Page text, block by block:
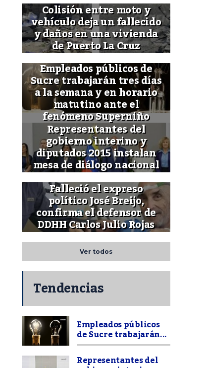
Colisión entre moto y
vehículo deja un fallecido
y daños en una vivienda
de Puerto La Cruz
Empleados públicos de
Sucre trabajarán tres días
a la semana y en horario
matutino ante el
fenómeno Superniño
Representantes del
gobierno interino y
diputados 2015 instalan
mesa de diálogo nacional
Falleció el expreso
político José Breijo,
confirma el defensor de
DDHH Carlos Julio Rojas
Ver todos
Tendencias
Empleados públicos
de Sucre trabajarán...
Representantes del